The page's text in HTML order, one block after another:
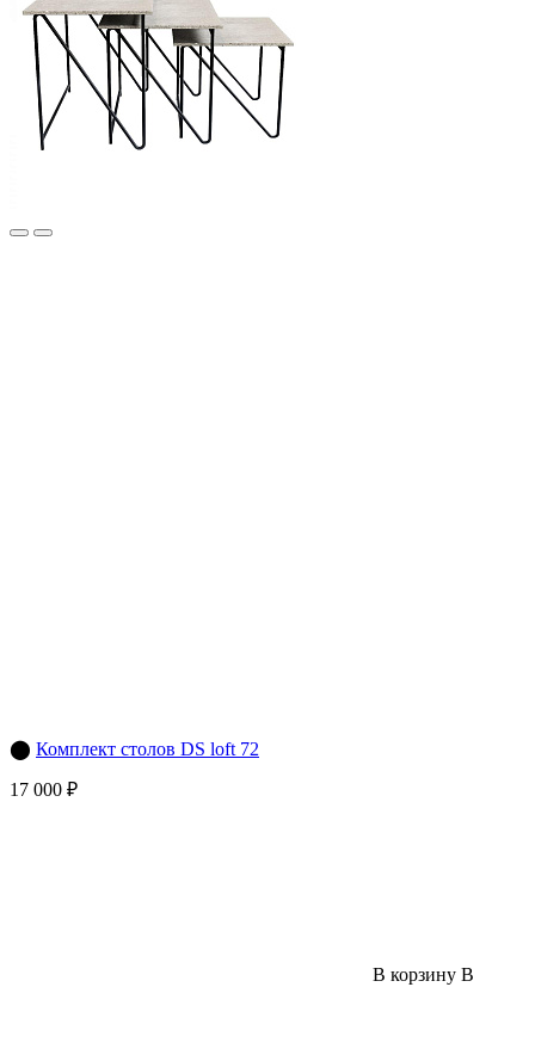
⬤ Комплект столов DS loft 72
17 000 ₽
В корзину В